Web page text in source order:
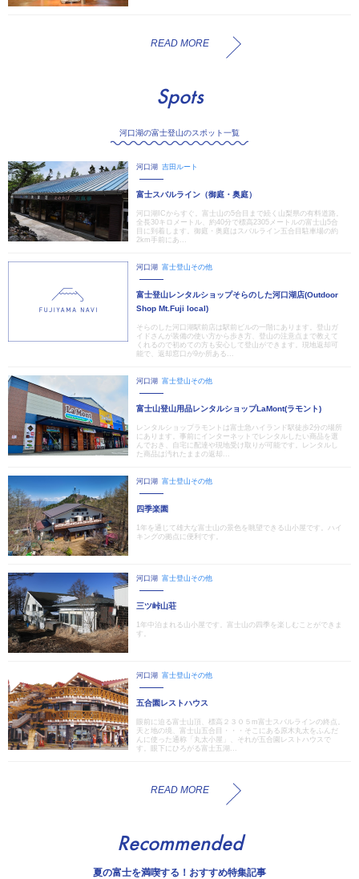
READ MORE
Spots
河口湖の富士登山のスポット一覧
河口湖 吉田ルート
富士スバルライン（御庭・奥庭）
河口湖ICからすぐ。富士山の5合目まで続く山梨県の有料道路。
全長30キロメートル、約40分で標高2305メートルの富士山5合
目に到着します。御庭・奥庭はスバルライン五合目駐車場の約
2km手前にあ...
河口湖 富士登山その他
富士登山レンタルショップそらのした河口湖店(Outdoor
Shop Mt.Fuji local)
そらのした河口湖駅前店は駅前ビルの一階にあります。登山ガ
イドさんが装備の使い方から歩き方、登山の注意点まで教えて
くれるので初めての方も安心して登山ができます。現地返却可
能で、返却窓口が9か所ある...
河口湖 富士登山その他
富士山登山用品レンタルショップLaMont(ラモント)
レンタルショップラモントは富士急ハイランド駅徒歩2分の場所
にあります。事前にインターネットでレンタルしたい商品を選
んでおき、自宅に配達や現地受け取りが可能です。レンタルし
た商品は汚れたままの返却...
河口湖 富士登山その他
四季楽園
1年を通じて雄大な富士山の景色を眺望できる山小屋です。ハイ
キングの拠点に便利です。
河口湖 富士登山その他
三ツ峠山荘
1年中泊まれる山小屋です。富士山の四季を楽しむことができま
す。
河口湖 富士登山その他
五合園レストハウス
眼前に迫る富士山頂、標高２３０５m富士スバルラインの終点。
天と地の境、富士山五合目・・・そこにある原木丸太をふんだ
んに使った通称「丸太小屋」、それが五合園レストハウスで
す。眼下にひろがる富士五湖...
READ MORE
Recommended
夏の富士を満喫する！おすすめ特集記事